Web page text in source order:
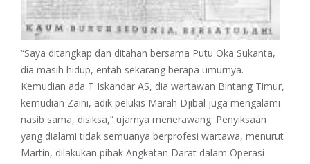
“Saya ditangkap dan ditahan bersama Putu Oka Sukanta,
dia masih hidup, entah sekarang berapa umurnya.
Kemudian ada T Iskandar AS, dia wartawan Bintang Timur,
kemudian Zaini, adik pelukis Marah Djibal juga mengalami
nasib sama, disiksa,” ujarnya menerawang. Penyiksaan
yang dialami tidak semuanya berprofesi wartawa, menurut
Martin, dilakukan pihak Angkatan Darat dalam Operasi